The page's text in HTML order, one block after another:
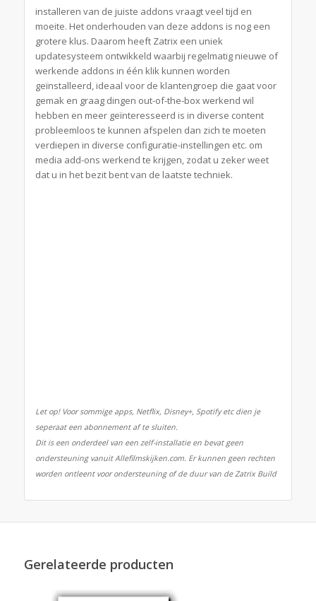
installeren van de juiste addons vraagt veel tijd en
moeite. Het onderhouden van deze addons is nog een
grotere klus. Daarom heeft Zatrix een uniek
updatesysteem ontwikkeld waarbij regelmatig nieuwe of
werkende addons in één klik kunnen worden
geïnstalleerd, ideaal voor de klantengroep die gaat voor
gemak en graag dingen out-of-the-box werkend wil
hebben en meer geïnteresseerd is in diverse content
probleemloos te kunnen afspelen dan zich te moeten
verdiepen in diverse configuratie-instellingen etc. om
media add-ons werkend te krijgen, zodat u zeker weet
dat u in het bezit bent van de laatste techniek.
Let op! Voor sommige apps, Netflix, Disney+, Spotify etc dien je
seperaat een abonnement af te sluiten.
Dit is een onderdeel van een zelf-installatie en bevat geen
ondersteuning vanuit Allefilmskijken.com. Er kunnen geen rechten
worden ontleent voor ondersteuning of de duur van de Zatrix Build
Gerelateerde producten